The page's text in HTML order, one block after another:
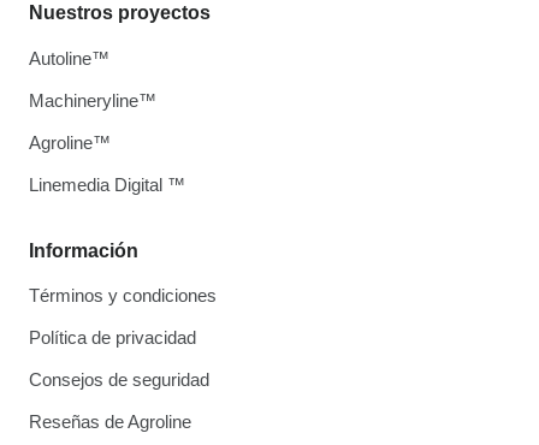
Información
Términos y condiciones
Política de privacidad
Consejos de seguridad
Reseñas de Agroline
Nuestros proyectos
Autoline™
Machineryline™
Agroline™
Linemedia Digital ™